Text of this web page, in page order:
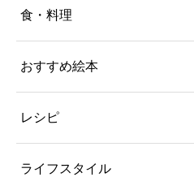
食・料理
おすすめ絵本
レシピ
ライフスタイル